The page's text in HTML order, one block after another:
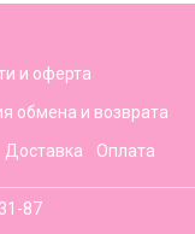
и оферта
обмена и возврата
Доставка Оплата
87